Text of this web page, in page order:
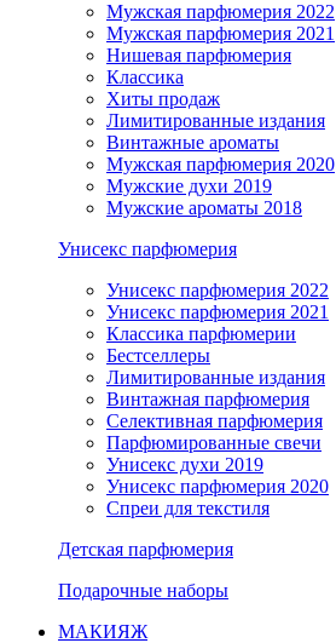
Мужская парфюмерия 2022
Мужская парфюмерия 2021
Нишевая парфюмерия
Классика
Хиты продаж
Лимитированные издания
Винтажные ароматы
Мужская парфюмерия 2020
Мужские духи 2019
Мужские ароматы 2018
Унисекс парфюмерия
Унисекс парфюмерия 2022
Унисекс парфюмерия 2021
Классика парфюмерии
Бестселлеры
Лимитированные издания
Винтажная парфюмерия
Селективная парфюмерия
Парфюмированные свечи
Унисекс духи 2019
Унисекс парфюмерия 2020
Спреи для текстиля
Детская парфюмерия
Подарочные наборы
МАКИЯЖ